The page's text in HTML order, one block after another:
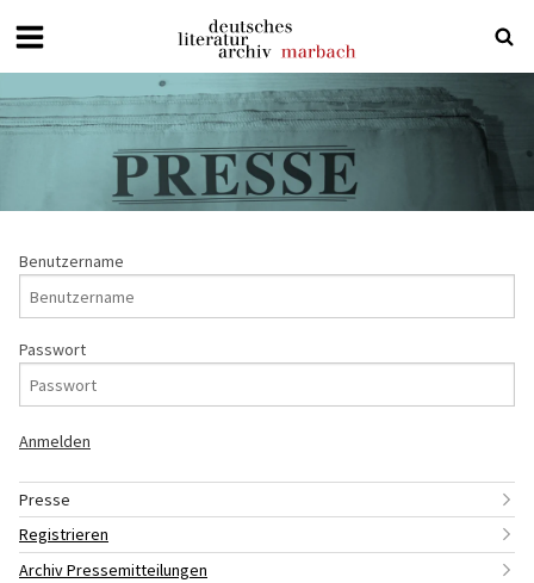
Deutsches
Literaturarchiv
Marbach
Benutzername
Passwort
Presse
Registrieren
Archiv Pressemitteilungen